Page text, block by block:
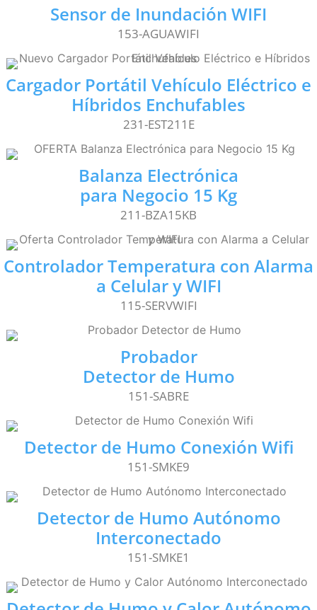
Sensor de Inundación WIFI
153-AGUAWIFI
Cargador Portátil Vehículo Eléctrico e
Híbridos Enchufables
231-EST211E
Balanza Electrónica
para Negocio 15 Kg
211-BZA15KB
Controlador Temperatura con Alarma
a Celular y WIFI
115-SERVWIFI
Probador
Detector de Humo
151-SABRE
Detector de Humo Conexión Wifi
151-SMKE9
Detector de Humo Autónomo
Interconectado
151-SMKE1